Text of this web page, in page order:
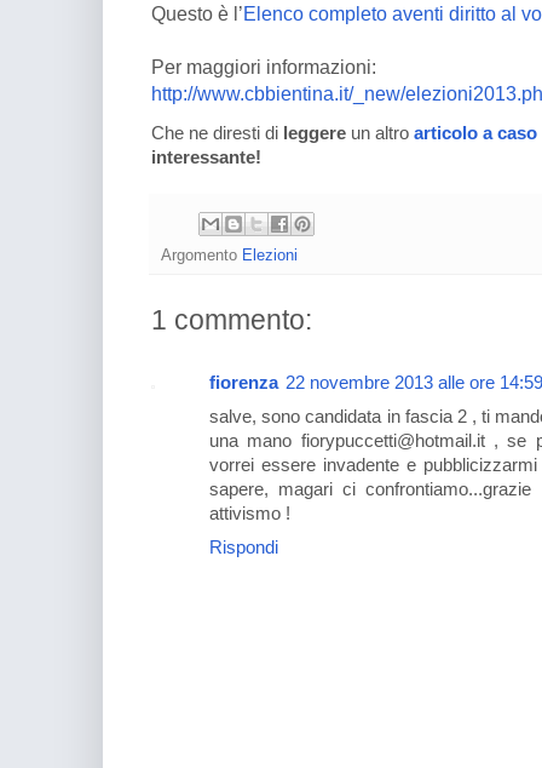
Questo è l’Elenco completo aventi diritto al
Per maggiori informazioni:
http://www.cbbientina.it/_new/
Che ne diresti di leggere un altro articolo a caso
interessante!
Argomento Elezioni
1 commento:
fiorenza 22 novembre 2013 alle ore 14:59
salve, sono candidata in fascia 2 , ti
una mano fiorypuccetti@hotmail.it , se
vorrei essere invadente e
sapere, magari ci
attivismo !
Rispondi